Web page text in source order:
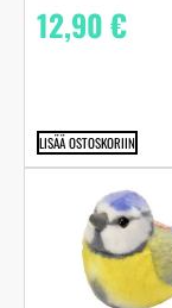
12,90€
LISÄÄ OSTOSKORIIN